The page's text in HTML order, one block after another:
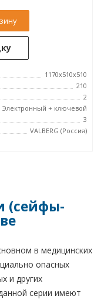
1170x510x510
210
2
Электронный + ключевой
3
VALBERG (Россия)
(сейфы-
в медицинских
опасных
и других
серии имеют